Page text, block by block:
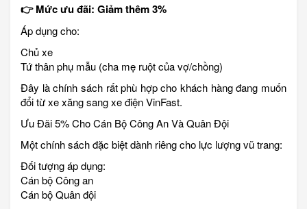
👉 Mức ưu đãi: Giảm thêm 3%
Áp dụng cho:
Chủ xe
Tứ thân phụ mẫu (cha mẹ ruột của vợ/chồng)
Đây là chính sách rất phù hợp cho khách hàng đang muốn
đổi từ xe xăng sang xe điện VinFast.
Ưu Đãi 5% Cho Cán Bộ Công An Và Quân Đội
Một chính sách đặc biệt dành riêng cho lực lượng vũ trang:
Đối tượng áp dụng:
Cán bộ Công an
Cán bộ Quân đội